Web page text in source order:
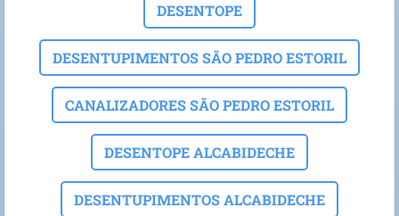
DESENTOPE
DESENTUPIMENTOS SÃO PEDRO ESTORIL
CANALIZADORES SÃO PEDRO ESTORIL
DESENTOPE ALCABIDECHE
DESENTUPIMENTOS ALCABIDECHE